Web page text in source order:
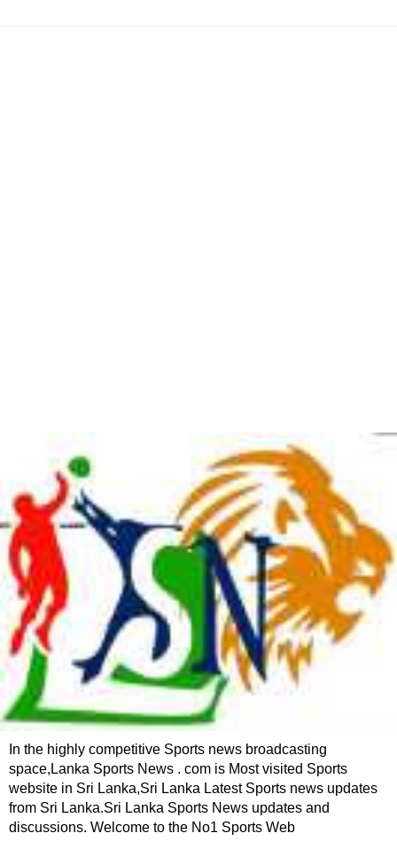
In the highly competitive Sports news broadcasting
space,Lanka Sports News . com is Most visited Sports
website in Sri Lanka,Sri Lanka Latest Sports news updates
from Sri Lanka.Sri Lanka Sports News updates and
discussions. Welcome to the No1 Sports Web